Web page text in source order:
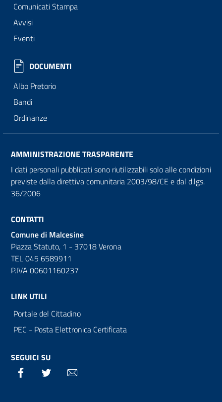
Comunicati Stampa
Avvisi
Eventi
DOCUMENTI
Albo Pretorio
Bandi
Ordinanze
AMMINISTRAZIONE TRASPARENTE
I dati personali pubblicati sono riutilizzabili solo alle condizioni
previste dalla direttiva comunitaria 2003/98/CE e dal d.lgs.
36/2006
CONTATTI
Comune di Malcesine
Piazza Statuto, 1 - 37018 Verona
TEL 045 6589911
P.IVA 00601160237
LINK UTILI
Portale del Cittadino
PEC - Posta Elettronica Certificata
SEGUICI SU
Facebook Twitter